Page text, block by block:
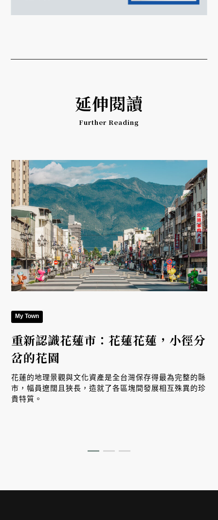
延伸閱讀
Further Reading
My Town
重新認識花蓮市：花蓮花蓮，小徑分
岔的花園
花蓮的地理景觀與文化資產是全台灣保存得最為完整的縣
市，幅員遼闊且狹長，造就了各區塊間發展相互殊異的珍
貴特質。